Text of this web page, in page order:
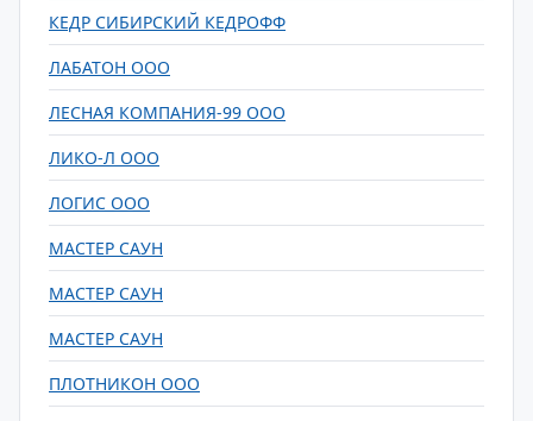
КЕДР СИБИРСКИЙ КЕДРОФФ
ЛАБАТОН ООО
ЛЕСНАЯ КОМПАНИЯ-99 ООО
ЛИКО-Л ООО
ЛОГИС ООО
МАСТЕР САУН
МАСТЕР САУН
МАСТЕР САУН
ПЛОТНИКОН ООО